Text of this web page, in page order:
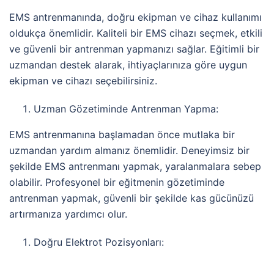
EMS antrenmanında, doğru ekipman ve cihaz kullanımı
oldukça önemlidir. Kaliteli bir EMS cihazı seçmek, etkili
ve güvenli bir antrenman yapmanızı sağlar. Eğitimli bir
uzmandan destek alarak, ihtiyaçlarınıza göre uygun
ekipman ve cihazı seçebilirsiniz.
Uzman Gözetiminde Antrenman Yapma:
EMS antrenmanına başlamadan önce mutlaka bir
uzmandan yardım almanız önemlidir. Deneyimsiz bir
şekilde EMS antrenmanı yapmak, yaralanmalara sebep
olabilir. Profesyonel bir eğitmenin gözetiminde
antrenman yapmak, güvenli bir şekilde kas gücünüzü
artırmanıza yardımcı olur.
Doğru Elektrot Pozisyonları: